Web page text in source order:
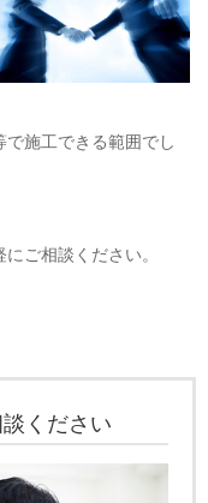
施工できる範囲でし
ご相談ください。
ください